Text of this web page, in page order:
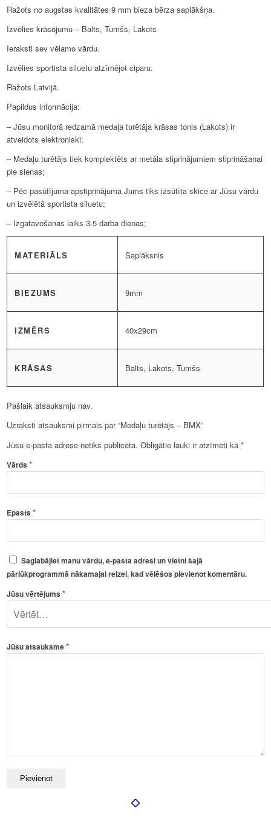
Ražots no augstas kvalitātes 9 mm bieza bērza saplākšņa.
Izvēlies krāsojumu – Balts, Tumšs, Lakots
Ieraksti sev vēlamo vārdu.
Izvēlies sportista siluetu atzīmējot ciparu.
Ražots Latvijā.
Papildus informācija:
– Jūsu monitorā redzamā medaļa turētāja krāsas tonis (Lakots) ir
atveidots elektroniski;
– Medaļu turētājs tiek komplektēts ar metāla stiprinājumiem stiprināšanai
pie sienas;
– Pēc pasūtījuma apstiprinājuma Jums tiks izsūtīta skice ar Jūsu vārdu
un izvēlētā sportista siluetu;
– Izgatavošanas laiks 3-5 darba dienas;
MATERIĀLS Saplāksnis
BIEZUMS 9mm
IZMĒRS 40x29cm
KRĀSAS Balts, Lakots, Tumšs
Pašlaik atsauksmju nav.
Uzraksti atsauksmi pirmais par “Medaļu turētājs – BMX”
Jūsu e-pasta adrese netiks publicēta. Obligātie lauki ir atzīmēti kā*
Vārds*
Epasts*
Saglabājiet manu vārdu, e-pasta adresi un vietni šajā
pārlūkprogrammā nākamajai reizei, kad vēlēšos pievienot komentāru.
Jūsu vērtējums*
Jūsu atsauksme*